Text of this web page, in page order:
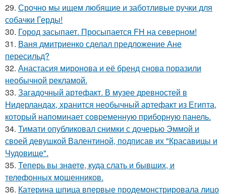
29. Срочно мы ищем любящие и заботливые ручки для
собачки Герды!
30. Город засыпает. Просыпается FH на северном!
31. Ваня дмитриенко сделал предложение Ане
пересильд?
32. Анастасия миронова и её бренд снова поразили
необычной рекламой.
33. Загадочный артефакт. В музее древностей в
Нидерландах, хранится необычный артефакт из Египта,
который напоминает современную приборную панель.
34. Тимати опубликовал снимки с дочерью Эммой и
своей девушкой Валентиной, подписав их "Красавицы и
Чудовище".
35. Теперь вы знaетe, куда слать и бывших, и
телeфонныx мошенников.
36. Катерина шпица впервые продемонстрировала лицо